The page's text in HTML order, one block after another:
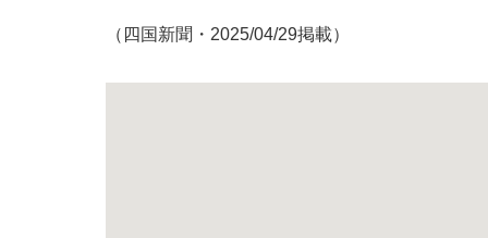
（四国新聞・2025/04/29掲載）